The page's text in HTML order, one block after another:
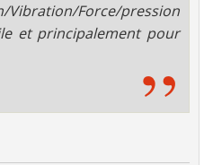
Force/pression
et principalement pour